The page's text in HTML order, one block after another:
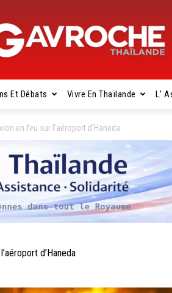
Gavroche
Thaïlande
Et Débats Vivre En Thaïlande L’
en feu sur l’aéroport d’Haneda
d’Haneda